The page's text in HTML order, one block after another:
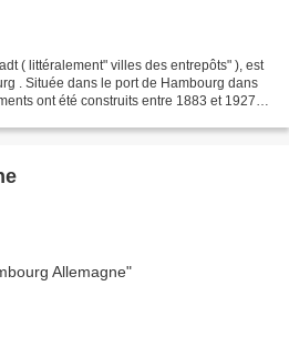
( littéralement" villes des entrepôts" ), est
. Située dans le port de Hambourg dans
ont été construits entre 1883 et 1927